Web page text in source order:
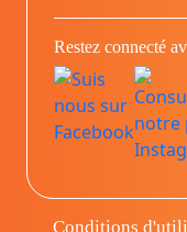
Restez connecté
Conditions